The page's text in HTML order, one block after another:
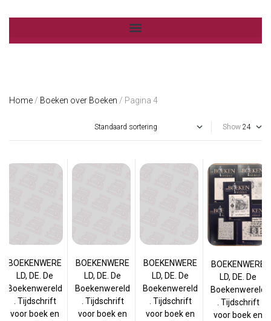
Home / Boeken over Boeken / Pagina 4
Show
BOEKENWERE
LD, DE. De
Boekenwereld
. Tijdschrift
voor boek en
BOEKENWERE
LD, DE. De
Boekenwereld
. Tijdschrift
voor boek en
BOEKENWERE
LD, DE. De
Boekenwereld
. Tijdschrift
voor boek en
BOEKENWERE
LD, DE. De
Boekenwereld
. Tijdschrift
voor boek en